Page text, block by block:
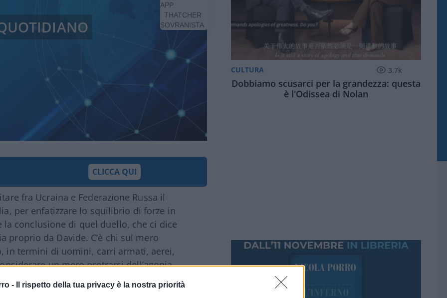
- Il rispetto della tua privacy è la nostra priorità
APP
THATCHER
SOVRANISTA
CLICCA QUI
fra Ucraina e Federazione Russa il
per enfatizzare lo squilibrio di forze in
conclusione di quel duello, che ci dice
proprio da Davide. C’è chi sul mero
in termini di uomini, carri armati, aerei,
un mero protrarsi dell’agonia
e distruzioni evitabili con una resa
e non altra sarebbe la dura realtà.
CULTURA 3.7k
Dobbiamo scusarci per la grandezza: questa
è l'Odissea di Nolan